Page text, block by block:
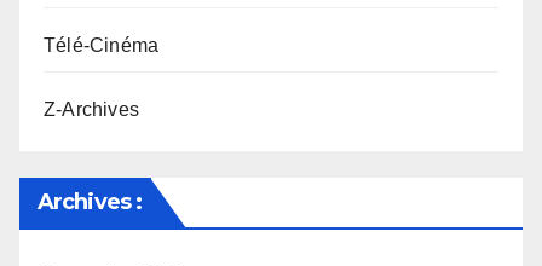
Télé-Cinéma
Z-Archives
Archives :